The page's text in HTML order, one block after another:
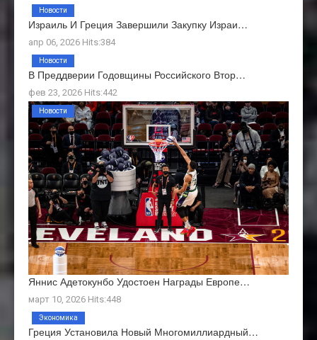
Израиль И Греция Завершили Закупку Израи…
апр 06, 2026 Hits:384
Новости
В Преддверии Годовщины Российского Втор…
фев 23, 2026 Hits:442
Новости
Яннис Адетокунбо Удостоен Награды Европе…
март 10, 2026 Hits:448
Новости
Греция Установила Новый Многомиллиардный…
Экономика